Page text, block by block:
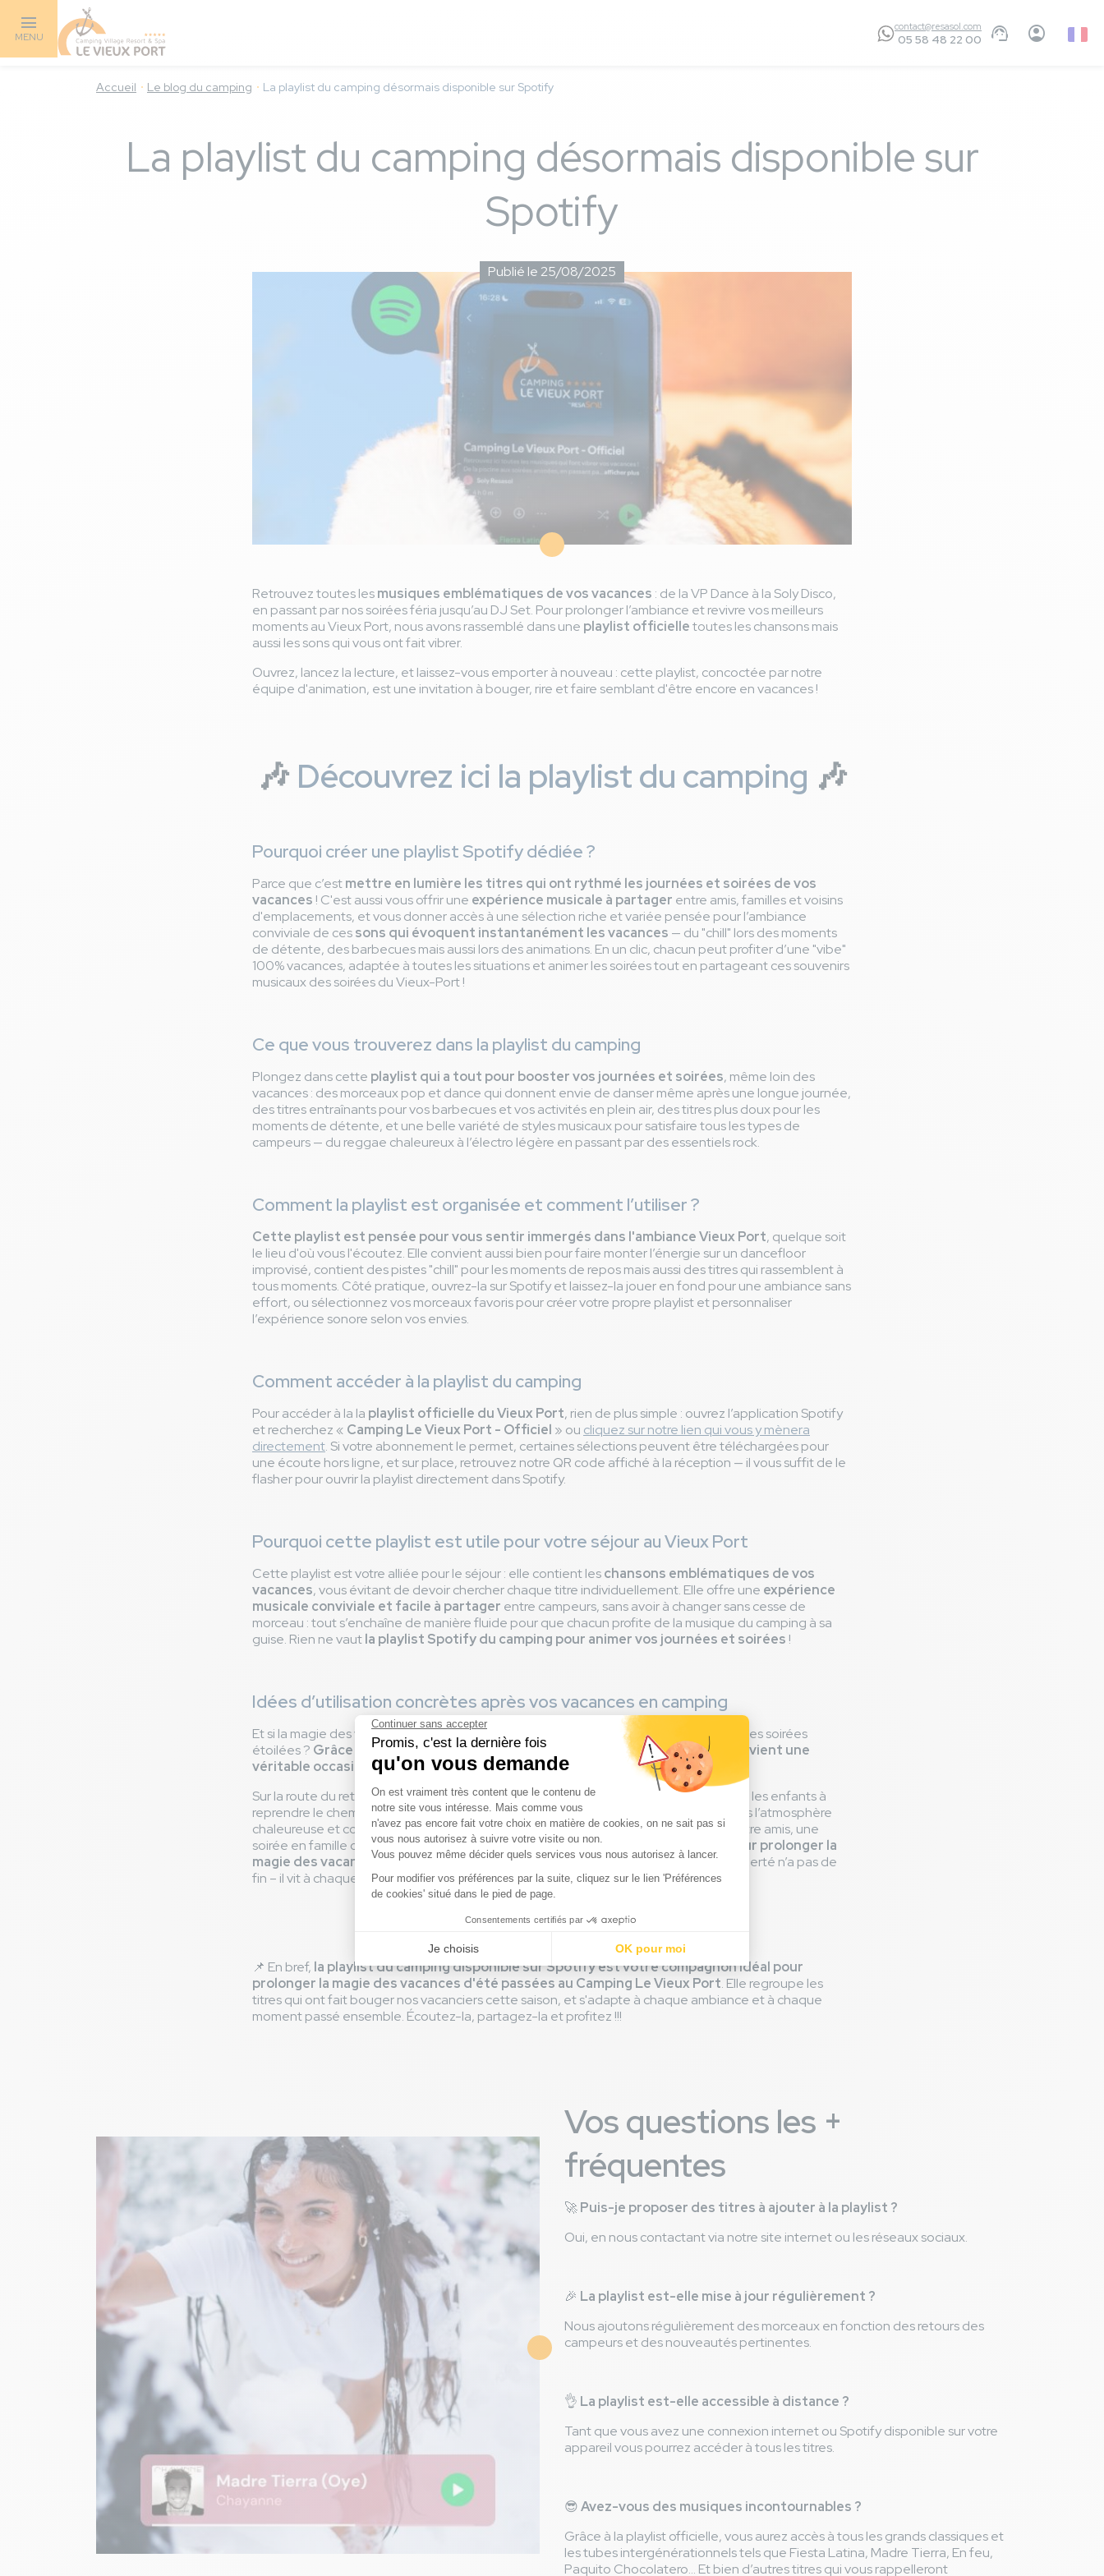
contenu
principal
MENU
contact@resasol.com
05 58 48 22 00
Accueil Le blog du camping La playlist du camping désormais disponible sur Spotify
La playlist du camping désormais disponible sur
Spotify
Publié le 25/08/2025
Retrouvez toutes lesmusiques emblématiques de vos vacances : de la VP Dance à la Soly Disco,
en passant par nos soirées féria jusqu’au DJ Set. Pour prolonger l’ambiance et revivre vos meilleurs
moments au Vieux Port, nous avons rassemblé dans une playlist officielletoutes les chansons mais
aussi les sons qui vous ont fait vibrer.
Ouvrez, lancez la lecture, et laissez-vous emporter à nouveau : cette playlist, concoctée par notre
équipe d'animation, est une invitation à bouger, rire et faire semblant d'être encore en vacances !
🎶 Découvrez ici la playlist du camping 🎶
Pourquoi créer une playlist Spotify dédiée ?
Parce que c’estmettre en lumière les titres qui ont rythmé les journées et soirées de vos
vacances ! C'est aussi vous offrir une expérience musicale à partager entre amis, familles et voisins
d'emplacements, et vous donner accès à une sélection riche et variée pensée pour l’ambiance
conviviale de cessons qui évoquent instantanément les vacances — du "chill" lors des moments
de détente, des barbecues mais aussi lors des animations. En un clic, chacun peut profiter d’une "vibe"
100% vacances, adaptée à toutes les situations et animer les soirées tout en partageant ces souvenirs
musicaux des soirées du Vieux-Port !
Ce que vous trouverez dans la playlist du camping
Plongez dans cette playlist qui a tout pour booster vos journées et soirées, même loin des
vacances : des morceaux pop et dance qui donnent envie de danser même après une longue journée,
des titres entraînants pour vos barbecues et vos activités en plein air, des titres plus doux pour les
moments de détente, et une belle variété de styles musicaux pour satisfaire tous les types de
campeurs — du reggae chaleureux à l’électro légère en passant par des essentiels rock.
Comment la playlist est organisée et comment l’utiliser ?
Cette playlist est pensée pour vous sentir immergés dans l'ambiance Vieux Port, quelque soit
le lieu d'où vous l'écoutez. Elle convient aussi bien pour faire monter l’énergie sur un dancefloor
improvisé, contient des pistes "chill" pour les moments de repos mais aussi des titres qui rassemblent à
tous moments. Côté pratique, ouvrez-la sur Spotify et laissez-la jouer en fond pour une ambiance sans
effort, ou sélectionnez vos morceaux favoris pour créer votre propre playlist et personnaliser
l’expérience sonore selon vos envies.
Comment accéder à la playlist du camping
Pour accéder à la la playlist officielle du Vieux Port, rien de plus simple : ouvrez l’application Spotify
et recherchez « Camping Le Vieux Port - Officiel » ou cliquez sur notre lien qui vous y mènera
directement. Si votre abonnement le permet, certaines sélections peuvent être téléchargées pour
une écoute hors ligne, et sur place, retrouvez notre QR code affiché à la réception — il vous suffit de le
flasher pour ouvrir la playlist directement dans Spotify.
Pourquoi cette playlist est utile pour votre séjour au Vieux Port
Cette playlist est votre alliée pour le séjour : elle contient leschansons emblématiques de vos
vacances, vous évitant de devoir chercher chaque titre individuellement. Elle offre une expérience
musicale conviviale et facile à partager entre campeurs, sans avoir à changer sans cesse de
morceau : tout s’enchaîne de manière fluide pour que chacun profite de la musique du camping à sa
guise. Rien ne vautla playlist Spotify du camping pour animer vos journées et soirées !
Idées d’utilisation concrètes après vos vacances en camping
Et si la magie des vacances opérait encore, même après avoir quitté le Vieux Port et ses soirées
étoilées ? Grâce à la playlist Spotify du camping, chaque instant à la maison devient une
véritable occasion de retrouver l’ambiance de vos vacances.
Sur la route du retour, dans les transports en commun, ou même le matin pour motiver les enfants à
reprendre le chemin de l’école, ces morceaux vous transportent immédiatement dans l’atmosphère
chaleureuse et conviviale du camping. Que ce soit lors d’un rendez-vous convivial entre amis, une
soirée en famille ou un moment de détente seul, cette playlist est votre alliée pour prolonger la
magie des vacances toute l’année. Parce qu’au Vieux Port, l’esprit de fête et de liberté n’a pas de
fin – il vit à chaque écoute, partout où vous allez !
📌 En bref, la playlist du camping disponible sur Spotify est votre compagnon idéal pour
prolonger la magie des vacances d'été passées au Camping Le Vieux Port. Elle regroupe les
titres qui ont fait bouger nos vacanciers cette saison, et s'adapte à chaque ambiance et à chaque
moment passé ensemble. Écoutez-la, partagez-la et profitez !!!
Vos questions les +
fréquentes
🚀Puis-je proposer des titres à ajouter à la playlist ?
Oui, en nous contactant via notre site internet ou les réseaux sociaux.
🎉 La playlist est-elle mise à jour régulièrement ?
Nous ajoutons régulièrement des morceaux en fonction des retours des
campeurs et des nouveautés pertinentes.
👌 La playlist est-elle accessible à distance ?
Tant que vous avez une connexion internet ou Spotify disponible sur votre
appareil vous pourrez accéder à tous les titres.
😎Avez-vous des musiques incontournables ?
Grâce à la playlist officielle, vous aurez accès à tous les grands classiques et
les tubes intergénérationnels tels que Fiesta Latina, Madre Tierra, En feu,
Paquito Chocolatero… Et bien d’autres titres qui vous rappelleront
Image